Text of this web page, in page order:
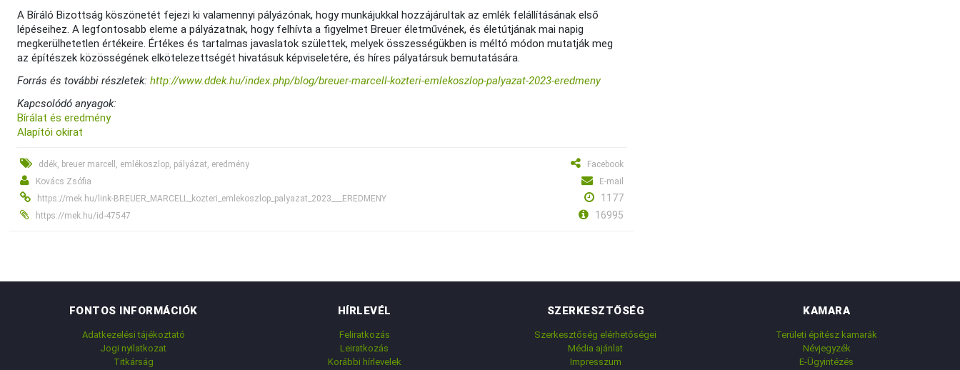
A Bíráló Bizottság köszönetét fejezi ki valamennyi pályázónak, hogy munkájukkal hozzájárultak az emlék felállításának első
lépéseihez. A legfontosabb eleme a pályázatnak, hogy felhívta a figyelmet Breuer életművének, és életútjának mai napig
megkerülhetetlen értékeire. Értékes és tartalmas javaslatok születtek, melyek összességükben is méltó módon mutatják meg
az építészek közösségének elkötelezettségét hivatásuk képviseletére, és híres pályatársuk bemutatására.
Forrás és további részletek:http://www.ddek.hu/index.php/blog/breuer-marcell-kozteri-emlekoszlop-palyazat-2023-eredmeny
Kapcsolódó anyagok:
Bírálat és eredmény
Alapítói okirat
ddék, breuer marcell, emlékoszlop, pályázat, eredmény
Facebook
Kovács Zsófia
E-mail
https://mek.hu/link-BREUER_MARCELL_kozteri_emlekoszlop_palyazat_2023___EREDMENY
1177
https://mek.hu/id-47547 16995
FONTOS INFORMÁCIÓK
Adatkezelési tájékoztató
Jogi nyilatkozat
Titkárság
HÍRLEVÉL
Feliratkozás
Leiratkozás
Korábbi hírlevelek
SZERKESZTŐSÉG
Szerkesztőség elérhetőségei
Média ajánlat
Impresszum
KAMARA
Területi építész kamarák
Névjegyzék
E-Ügyintézés